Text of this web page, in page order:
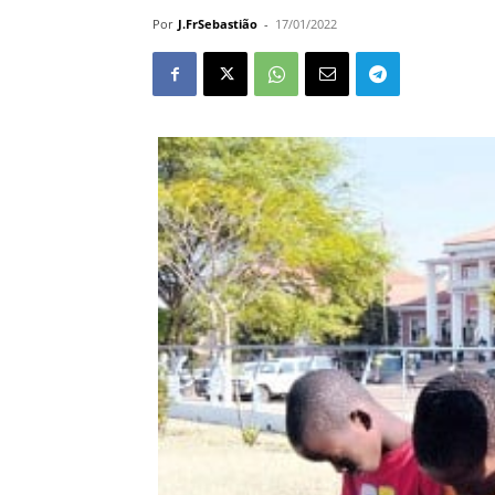
Por J.FrSebastião - 17/01/2022